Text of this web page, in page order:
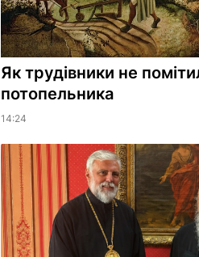
Як трудівники не
потопельника
14:24